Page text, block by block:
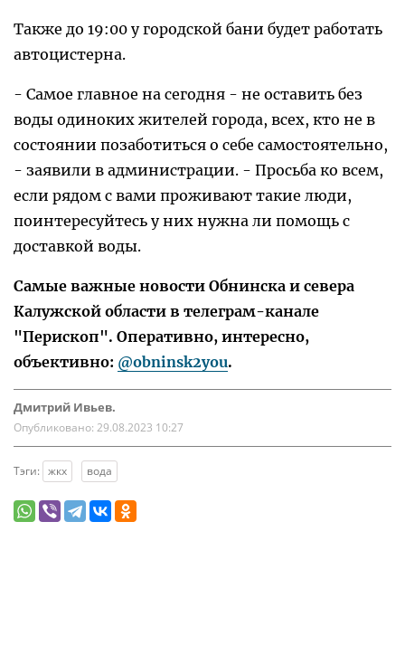
Также до 19:00 у городской бани будет работать
автоцистерна.
- Самое главное на сегодня - не оставить без
воды одиноких жителей города, всех, кто не в
состоянии позаботиться о себе самостоятельно,
- заявили в администрации. - Просьба ко всем,
если рядом с вами проживают такие люди,
поинтересуйтесь у них нужна ли помощь с
доставкой воды.
Самые важные новости Обнинска и севера
Калужской области в телеграм-канале
"Перископ". Оперативно, интересно,
объективно: @obninsk2you.
Дмитрий Ивьев.
Опубликовано: 29.08.2023 10:27
Тэги: жкх вода